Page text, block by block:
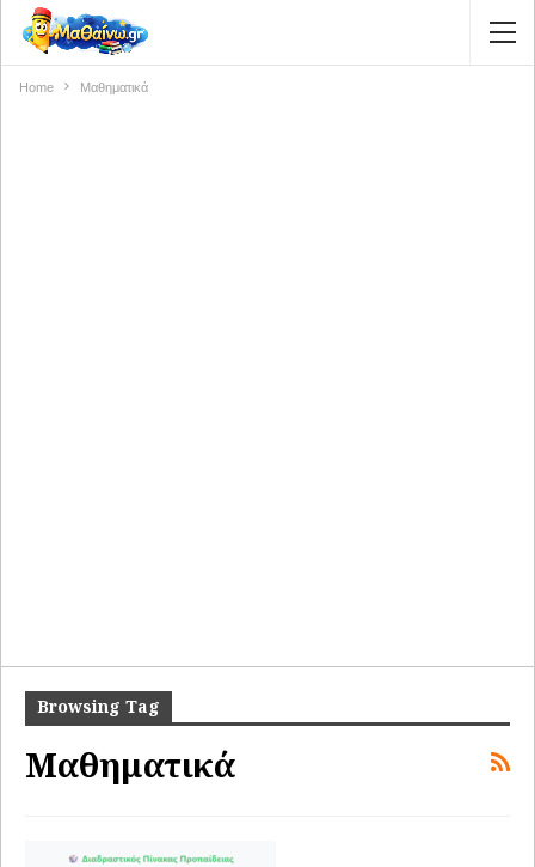
Home Μαθηματικά
Browsing Tag
Μαθηματικά